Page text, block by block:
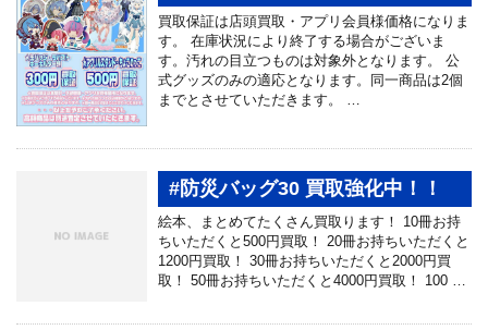
買取保証は店頭買取・アプリ会員様価格になりま
す。 在庫状況により終了する場合がございま
す。汚れの目立つものは対象外となります。 公
式グッズのみの適応となります。同一商品は2個
までとさせていただきます。 …
#防災バッグ30 買取強化中！！
絵本、まとめてたくさん買取ります！ 10冊お持
ちいただくと500円買取！ 20冊お持ちいただくと
1200円買取！ 30冊お持ちいただくと2000円買
取！ 50冊お持ちいただくと4000円買取！ 100 …